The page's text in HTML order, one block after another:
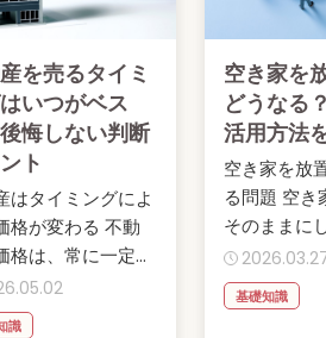
を売るタイミ
いつがベス
悔しない判断
ト
はタイミングによ
格が変わる 不動
格は、常に一定で
ません。市場の状
によ...
識
空き家を
どうなる
活用方法
空き家を放
る問題 空き
そのままに
次のような
可能性があり
基礎知識